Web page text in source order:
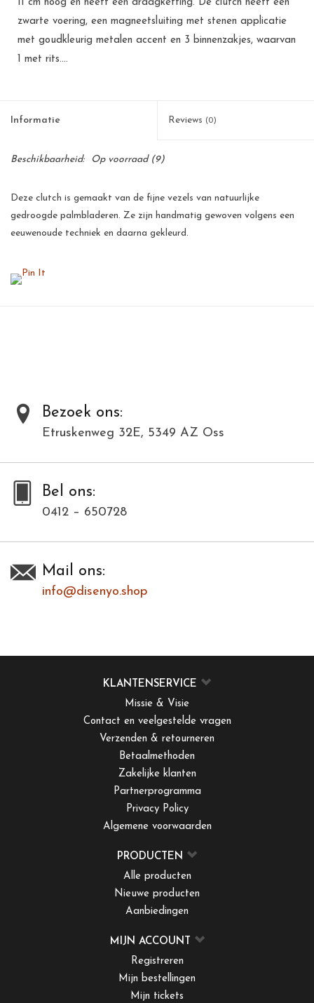
11 cm hoog en heeft een draagketting. De clutch heeft een
zwarte voering, een magneetsluiting met stenen applicatie
met goudkleurig metalen accent en 3 binnenzakjes, waarvan
1 met rits....
Informatie Reviews (0)
Beschikbaarheid: Op voorraad(9)
Deze clutch is gemaakt van de fijne vezels van natuurlijke
gedroogde palmbladeren. Ze zijn handmatig gewoven volgens een
eeuwenoude techniek en daarna gekleurd.
kleinschalige telers op de Filipijnen. Voor een arm land als de
Toevoegen om te vergelijken
Bezoek ons:
Etruskenweg 32E, 5349 AZ Oss
Bel ons:
0412 – 650728
Mail ons:
info@disenyo.shop
KLANTENSERVICE
Missie & Visie
Contact en veelgestelde vragen
Verzenden & retourneren
Betaalmethoden
Zakelijke klanten
Partnerprogramma
Privacy Policy
Algemene voorwaarden
PRODUCTEN
Alle producten
Nieuwe producten
Aanbiedingen
MIJN ACCOUNT
Registreren
Mijn bestellingen
Mijn tickets